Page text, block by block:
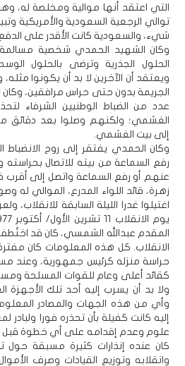
التي اعتقد أنها موالية ومخلصة له،
توالي الرجعية السعودية والأمريكية
شيء، والسعودية كانت الأقدر على الدفع
وكان الشهيد الحمدي شخصية
الحلول الجذرية وترضى بالحلول
ويعتقد أن الآخرين لا بد أن يكونوا
الجريمة بدون حتى حراس مرافقين، وكان
عدد من الضباط الوطنيين الشرفاء
الغشمي؛ ولكنهم وصلوا بعد دقائق
إلى بيت الغشمي.
وكان الحمدي يفتقر إلى روح
رفع السماعة من بيته للاتصال
عنهم أو رفع السماعة واتصل إلى أقرب
زهرة، قائد اللواء المدرع، الموالي له
اغتيلوا غدرا الليلة السابقة للانقلاب،
المقدم عبدالله الشمسي، كان قد
الانقلاب. كل هذه المعلومات كان
حراسة منزله كرئيس جمهورية، وعند
كقائد أعلى وعام للقوات المسلحة
ولا بد أن يسرب إليه أحد تلك الأجهزة
وأي من هذه الجهات والمصادر
إليه كانت كفيلة بأن تحذره فورا ولبادر
علوم وعدم إقدامه على أي خطوة قبل
كان عنده إنذارات كثيرة مسبقة حول
وانقلابه وتوزيع القيادات وصرف